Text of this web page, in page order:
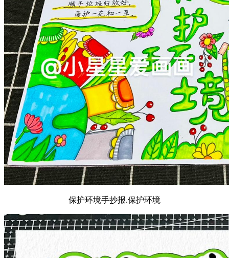
保护环境手抄报.保护环境